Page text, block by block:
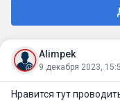
Alimpek
9 декабря 2023,
Нравится тут